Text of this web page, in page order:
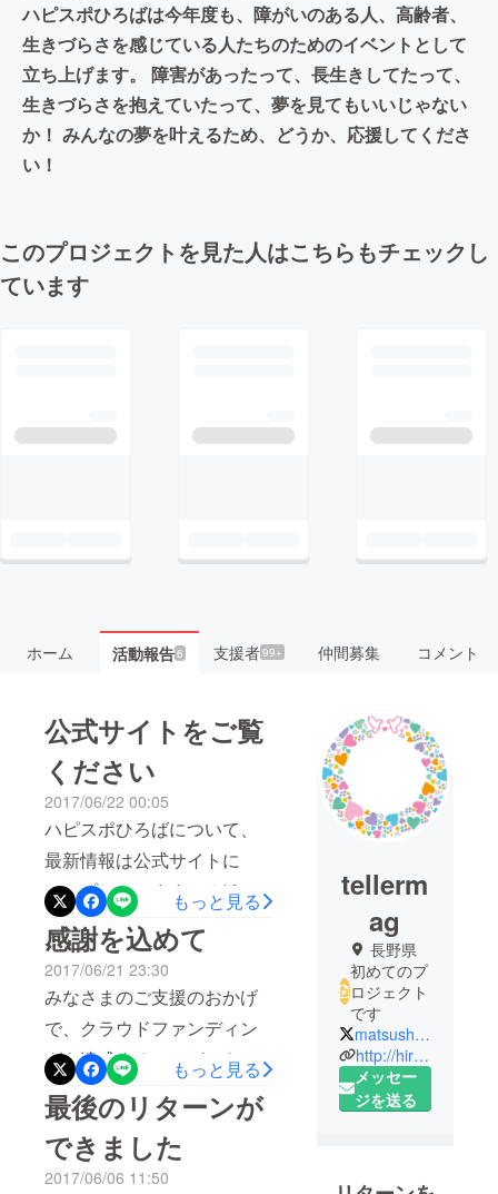
ハピスポひろばは今年度も、障がいのある人、高齢者、
生きづらさを感じている人たちのためのイベントとして
立ち上げます。 障害があったって、長生きしてたって、
生きづらさを抱えていたって、夢を見てもいいじゃない
か！ みんなの夢を叶えるため、どうか、応援してくださ
い！
このプロジェクトを見た人はこちらもチェックし
ています
ホーム 活動報告6 支援者99+ 仲間募集 コメント
公式サイトをご覧
ください
2017/06/22 00:05
ハピスポひろばについて、
最新情報は公式サイトに
アップしています！ どうぞ
ご覧ください！ ハピスポひ
ろば2017
もっと見る
感謝を込めて
2017/06/21 23:30
みなさまのご支援のおかげ
で、クラウドファンディン
グを達成することができま
した。本当にありがとうご
ざいます！ ここからがス
タートラインです。 みなさ
まの想いを胸に、ハピスポ
もっと見る
最後のリターンが
できました
2017/06/06 11:50
tellerm
ag
長野県
初めてのプ
ロジェクト
です
matsushitamag
http://hiroba.happyspotclub.org/
メッセー
ジを送る